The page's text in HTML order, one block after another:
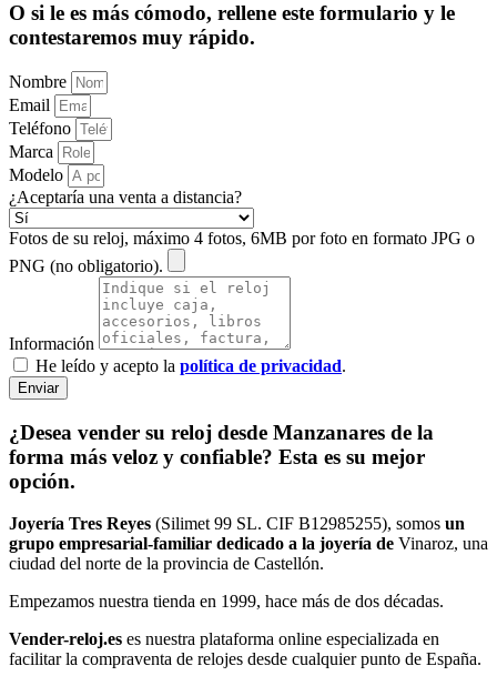
O si le es más cómodo, rellene este formulario y le
contestaremos muy rápido.
Nombre
Email
Teléfono
Marca
Modelo
¿Aceptaría una venta a distancia?
Fotos de su reloj, máximo 4 fotos, 6MB por foto en formato JPG o
PNG (no obligatorio).
Información
He leído y acepto la política de privacidad.
Enviar
¿Desea vender su reloj desde Manzanares de la
forma más veloz y confiable? Esta es su mejor
opción.
Joyería Tres Reyes (Silimet 99 SL. CIF B12985255), somos un
grupo empresarial-familiar dedicado a la joyería de Vinaroz, una
ciudad del norte de la provincia de Castellón.
Empezamos nuestra tienda en 1999, hace más de dos décadas.
Vender-reloj.es es nuestra plataforma online especializada en
facilitar la compraventa de relojes desde cualquier punto de España.